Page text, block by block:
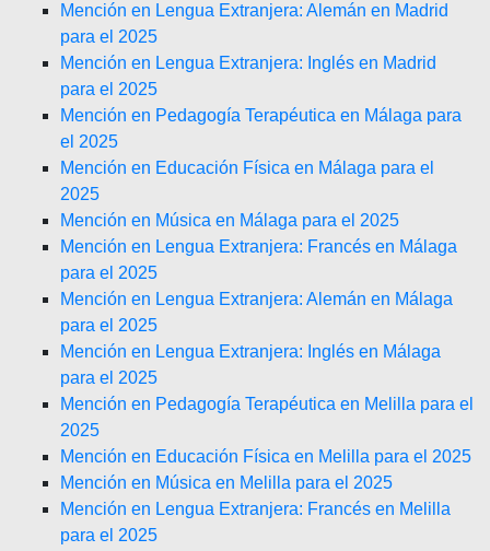
Mención en Lengua Extranjera: Alemán en Madrid
para el 2025
Mención en Lengua Extranjera: Inglés en Madrid
para el 2025
Mención en Pedagogía Terapéutica en Málaga para
el 2025
Mención en Educación Física en Málaga para el
2025
Mención en Música en Málaga para el 2025
Mención en Lengua Extranjera: Francés en Málaga
para el 2025
Mención en Lengua Extranjera: Alemán en Málaga
para el 2025
Mención en Lengua Extranjera: Inglés en Málaga
para el 2025
Mención en Pedagogía Terapéutica en Melilla para el
2025
Mención en Educación Física en Melilla para el 2025
Mención en Música en Melilla para el 2025
Mención en Lengua Extranjera: Francés en Melilla
para el 2025